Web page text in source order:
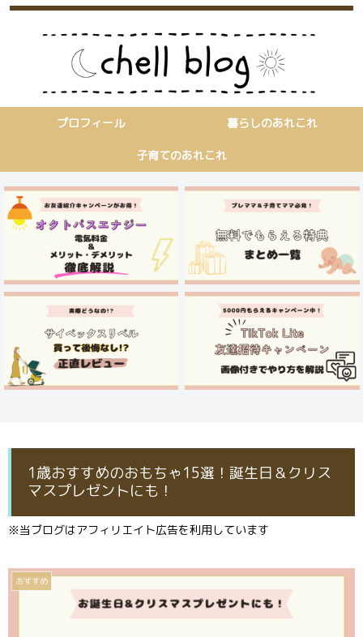
プロフィール 暮らしのあれこれ
子育てのあれこれ
1歳おすすめのおもちゃ15選！誕生日＆クリス
マスプレゼントにも！
※当ブログはアフィリエイト広告を利用しています
おすすめ